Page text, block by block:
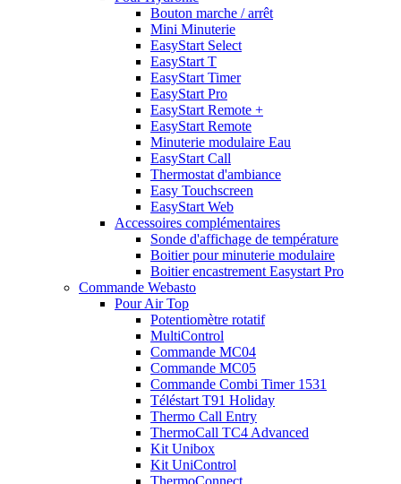
Bouton marche / arrêt
Mini Minuterie
EasyStart Select
EasyStart T
EasyStart Timer
EasyStart Pro
EasyStart Remote +
EasyStart Remote
Minuterie modulaire Eau
EasyStart Call
Thermostat d'ambiance
Easy Touchscreen
EasyStart Web
Accessoires complémentaires
Sonde d'affichage de température
Boitier pour minuterie modulaire
Boitier encastrement Easystart Pro
Commande Webasto
Pour Air Top
Potentiomètre rotatif
MultiControl
Commande MC04
Commande MC05
Commande Combi Timer 1531
Téléstart T91 Holiday
Thermo Call Entry
ThermoCall TC4 Advanced
Kit Unibox
Kit UniControl
ThermoConnect